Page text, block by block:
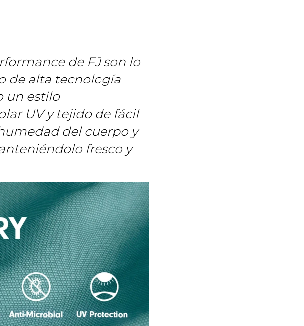
de FJ son lo
de alta tecnología
un estilo
UV y tejido de fácil
del cuerpo y
fresco y